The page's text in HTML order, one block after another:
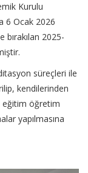
Kurulu
6 Ocak 2026
2025-
süreçleri ile
kendilerinden
eğitim öğretim
yapılmasına